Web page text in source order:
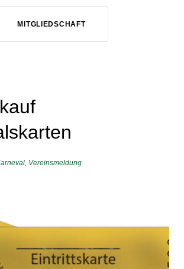
MITGLIEDSCHAFT
, Vereinsmeldung